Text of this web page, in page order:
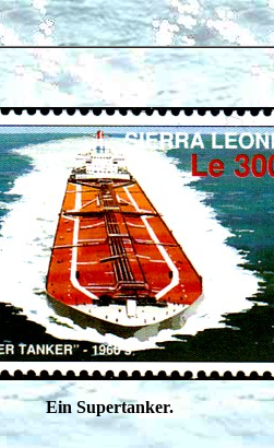
Ein Supertanker.